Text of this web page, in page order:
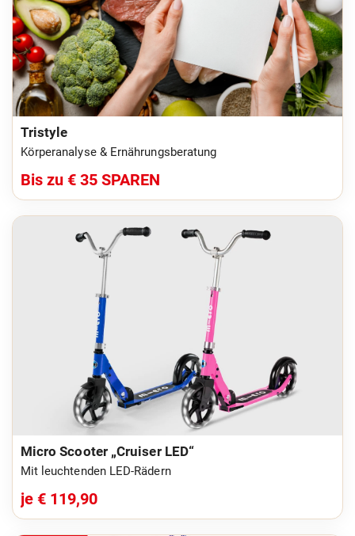
Tristyle
Körperanalyse & Ernährungsberatung
Bis zu € 35 SPAREN
Micro Scooter „Cruiser LED“
Mit leuchtenden LED-Rädern
je € 119,90